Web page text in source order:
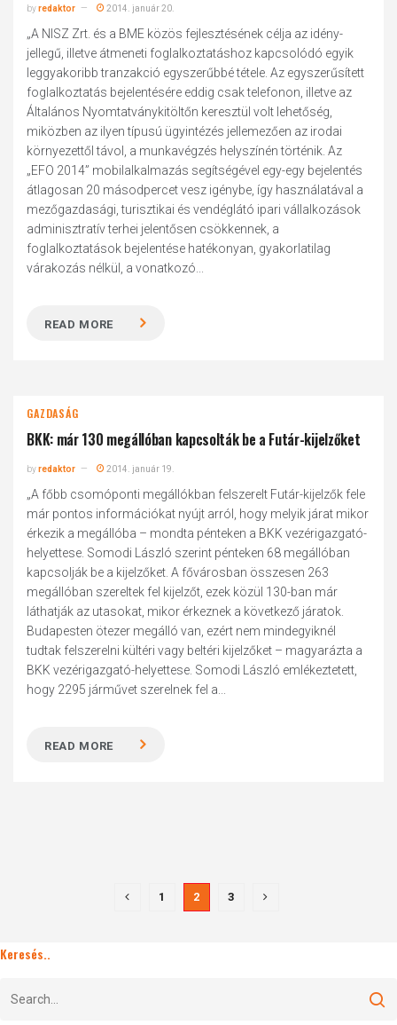
byredaktor 2014. január 20.
„A NISZ Zrt. és a BME közös fejlesztésének célja az idény-
jellegű, illetve átmeneti foglalkoztatáshoz kapcsolódó egyik
leggyakoribb tranzakció egyszerűbbé tétele. Az egyszerűsített
foglalkoztatás bejelentésére eddig csak telefonon, illetve az
Általános Nyomtatványkitöltőn keresztül volt lehetőség,
miközben az ilyen típusú ügyintézés jellemezően az irodai
környezettől távol, a munkavégzés helyszínén történik. Az
„EFO 2014” mobilalkalmazás segítségével egy-egy bejelentés
átlagosan 20 másodpercet vesz igénybe, így használatával a
mezőgazdasági, turisztikai és vendéglátó ipari vállalkozások
adminisztratív terhei jelentősen csökkennek, a
foglalkoztatások bejelentése hatékonyan, gyakorlatilag
várakozás nélkül, a vonatkozó...
READ MORE
GAZDASÁG
BKK: már 130 megállóban kapcsolták be a Futár-kijelzőket
byredaktor 2014. január 19.
„A főbb csomóponti megállókban felszerelt Futár-kijelzők fele
már pontos információkat nyújt arról, hogy melyik járat mikor
érkezik a megállóba – mondta pénteken a BKK vezérigazgató-
helyettese. Somodi László szerint pénteken 68 megállóban
kapcsolják be a kijelzőket. A fővárosban összesen 263
megállóban szereltek fel kijelzőt, ezek közül 130-ban már
láthatják az utasokat, mikor érkeznek a következő járatok.
Budapesten ötezer megálló van, ezért nem mindegyiknél
tudtak felszerelni kültéri vagy beltéri kijelzőket – magyarázta a
BKK vezérigazgató-helyettese. Somodi László emlékeztetett,
hogy 2295 járművet szerelnek fel a...
READ MORE
1 2 3
Keresés..